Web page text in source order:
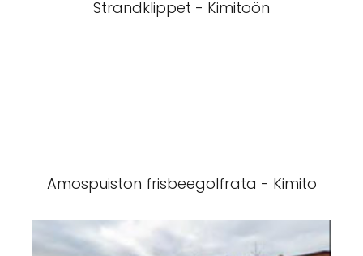
Strandklippet - Kimitoön
Amospuiston frisbeegolfrata - Kimito